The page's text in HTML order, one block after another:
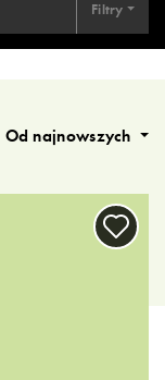
Filtry
Od najnowszych